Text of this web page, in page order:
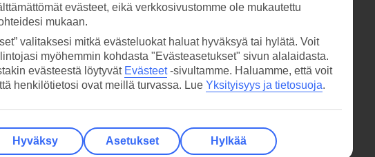
evästeet, eikä verkkosivustomme ole mukautettu
mukaan.
valitaksesi mitkä evästeluokat haluat hyväksyä tai hylätä. Voit
myöhemmin kohdasta "Evästeasetukset" sivun alalaidasta.
evästeestä löytyvät Evästeet-sivultamme. Haluamme, että voit
henkilötietosi ovat meillä turvassa. Lue Yksityisyys ja tietosuoja.
Hyväksy Asetukset Hylkää